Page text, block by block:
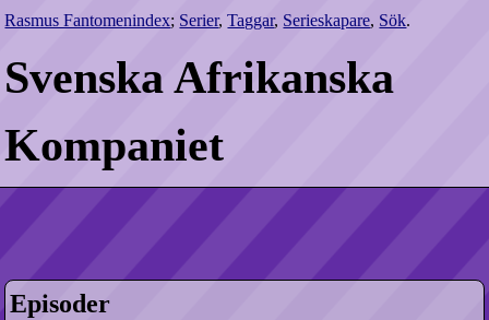
Rasmus Fantomenindex; Serier,Taggar, Serieskapare, Sök.
Svenska Afrikanska
Kompaniet
Episoder